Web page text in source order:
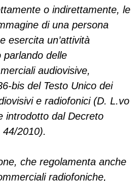
o indirettamente, le
di una persona
esercita un’attività
parlando delle
audiovisive,
bis del Testo Unico dei
e radiofonici (D. L.vo
introdotto dal Decreto
2010).
che regolamenta anche
radiofoniche,